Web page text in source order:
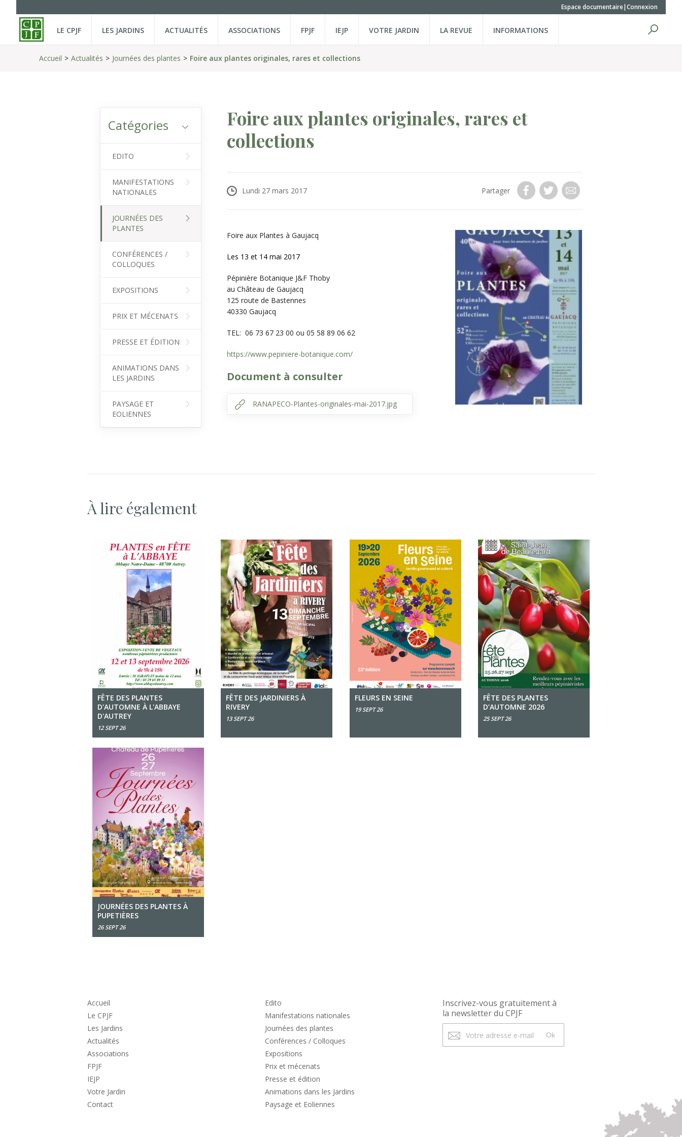
Espace documentaire Connexion
LE CPJF LES JARDINS ACTUALITÉS ASSOCIATIONS FPJF IEJP VOTRE JARDIN LA REVUE INFORMATIONS
Accueil Actualités Journées des plantes Foire aux plantes originales, rares et collections
Catégories
EDITO
MANIFESTATIONS
NATIONALES
JOURNÉES DES
PLANTES
CONFÉRENCES /
COLLOQUES
EXPOSITIONS
PRIX ET MÉCENATS
PRESSE ET ÉDITION
ANIMATIONS DANS
LES JARDINS
PAYSAGE ET
EOLIENNES
Foire aux plantes originales, rares et
collections
Lundi 27 mars 2017 Partager
Foire aux Plantes à Gaujacq
Les 13 et 14 mai 2017
Pépinière Botanique J&F Thoby
au Château de Gaujacq
125 route de Bastennes
40330 Gaujacq
TEL: 06 73 67 23 00 ou 05 58 89 06 62
https://www.pepiniere-botanique.com/
Document à consulter
RANAPECO-Plantes-originales-mai-2017.jpg
À lire également
FÊTE DES PLANTES
D'AUTOMNE À L'ABBAYE
D'AUTREY
12 SEPT 26
FÊTE DES JARDINIERS À
RIVERY
13 SEPT 26
FLEURS EN SEINE
19 SEPT 26
FÊTE DES PLANTES
D’AUTOMNE 2026
25 SEPT 26
JOURNÉES DES PLANTES À
PUPETIÈRES
26 SEPT 26
Accueil
Le CPJF
Les Jardins
Actualités
Associations
FPJF
IEJP
Votre Jardin
Contact
Edito
Manifestations nationales
Journées des plantes
Conférences / Colloques
Expositions
Prix et mécenats
Presse et édition
Animations dans les Jardins
Paysage et Eoliennes
Inscrivez-vous gratuitement à
la newsletter du CPJF
Ok